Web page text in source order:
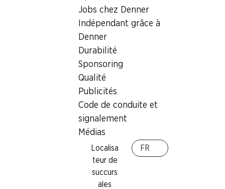
Jobs chez Denner
Indépendant grâce à
Denner
Durabilité
Sponsoring
Qualité
Publicités
Code de conduite et
signalement
Médias
Localisa
teur de
succurs
ales
FR